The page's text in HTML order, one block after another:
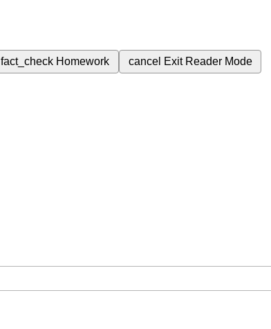
fact_check Homework cancel Exit Reader Mode